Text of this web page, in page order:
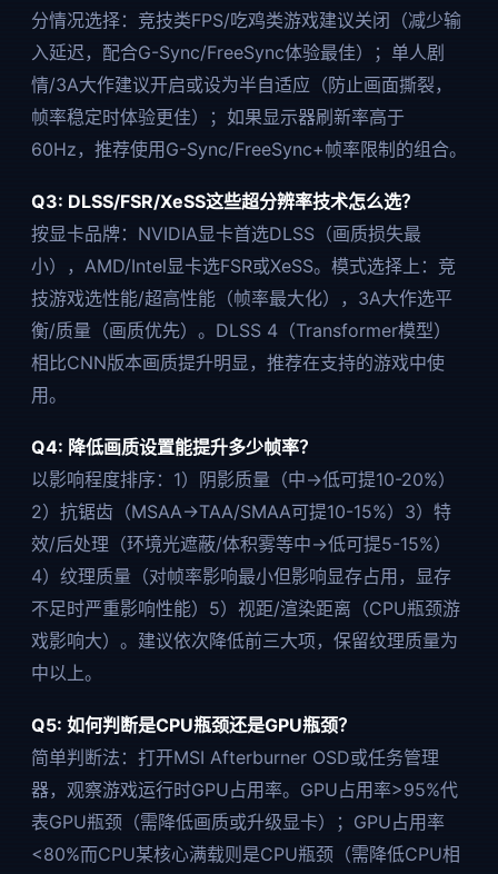
分情况选择：竞技类FPS/吃鸡类游戏建议关闭（减少输
入延迟，配合G-Sync/FreeSync体验最佳）；单人剧
情/3A大作建议开启或设为半自适应（防止画面撕裂，
帧率稳定时体验更佳）；如果显示器刷新率高于
60Hz，推荐使用G-Sync/FreeSync+帧率限制的组合。
Q3: DLSS/FSR/XeSS这些超分辨率技术怎么选？
按显卡品牌：NVIDIA显卡首选DLSS（画质损失最
小），AMD/Intel显卡选FSR或XeSS。模式选择上：竞
技游戏选性能/超高性能（帧率最大化），3A大作选平
衡/质量（画质优先）。DLSS 4（Transformer模型）
相比CNN版本画质提升明显，推荐在支持的游戏中使
用。
Q4: 降低画质设置能提升多少帧率？
以影响程度排序：1）阴影质量（中→低可提10-20%）
2）抗锯齿（MSAA→TAA/SMAA可提10-15%）3）特
效/后处理（环境光遮蔽/体积雾等中→低可提5-15%）
4）纹理质量（对帧率影响最小但影响显存占用，显存
不足时严重影响性能）5）视距/渲染距离（CPU瓶颈游
戏影响大）。建议依次降低前三大项，保留纹理质量为
中以上。
Q5: 如何判断是CPU瓶颈还是GPU瓶颈？
简单判断法：打开MSI Afterburner OSD或任务管理
器，观察游戏运行时GPU占用率。GPU占用率>95%代
表GPU瓶颈（需降低画质或升级显卡）；GPU占用率
<80%而CPU某核心满载则是CPU瓶颈（需降低CPU相